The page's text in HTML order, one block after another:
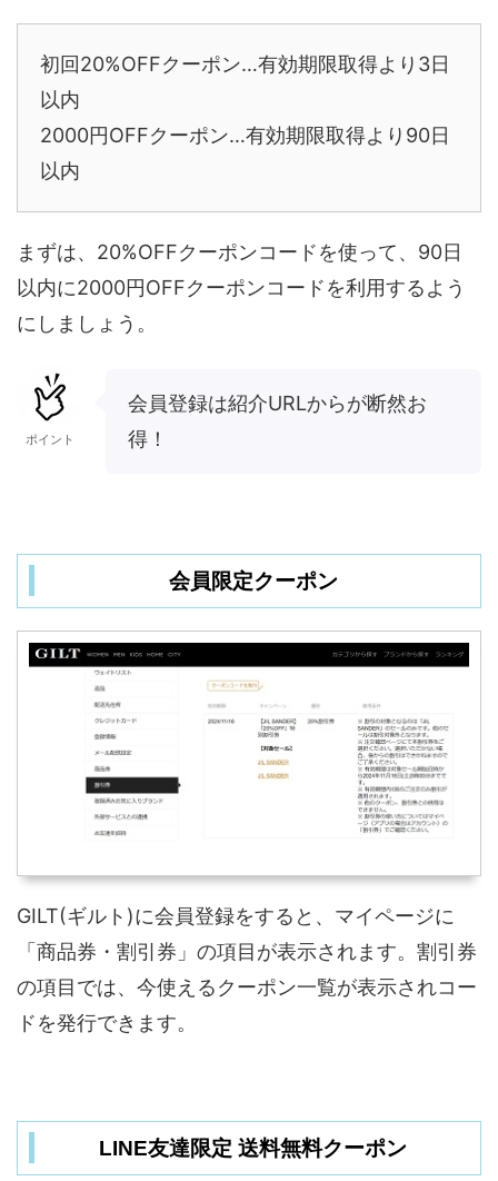
初回20%OFFクーポン…有効期限取得より3日
以内
2000円OFFクーポン…有効期限取得より90日
以内
まずは、20%OFFクーポンコードを使って、90日
以内に2000円OFFクーポンコードを利用するよう
にしましょう。
ポイント
会員登録は紹介URLからが断然お
得！
会員限定クーポン
GILT(ギルト)に会員登録をすると、マイページに
「商品券・割引券」の項目が表示されます。割引券
の項目では、今使えるクーポン一覧が表示されコー
ドを発行できます。
LINE友達限定 送料無料クーポン